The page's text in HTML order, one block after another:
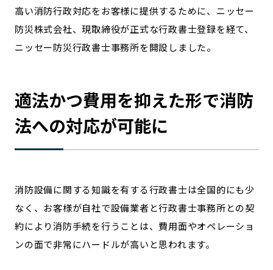
高い消防行政対応をお客様に提供するために、ニッセー
防災株式会社、現取締役が正式な行政書士登録を経て、
ニッセー防災行政書士事務所を開設しました。
適法かつ費用を抑えた形で消防
法への対応が可能に
消防設備に関する知識を有する行政書士は全国的にも少
なく、お客様が自社で設備業者と行政書士事務所との契
約により消防手続を行うことは、費用面やオペレーショ
ンの面で非常にハードルが高いと思われます。